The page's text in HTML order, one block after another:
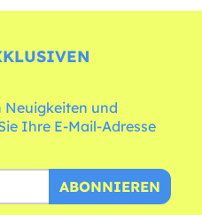
Neuigkeiten und
Ihre E-Mail-Adresse
ABONNIEREN